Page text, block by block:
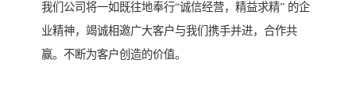
我们公司将一如既往地奉行“诚信经营，精益求精” 的企
业精神，竭诚相邀广大客户与我们携手并进，合作共
赢。不断为客户创造的价值。